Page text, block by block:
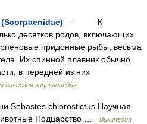
— К
десятков родов, включающих
придонные рыбы, весьма
Их спинной плавник обычно
в передней из них
энциклопедия
Sebastes chlorostictus Научная
Подцарство …
Википедия